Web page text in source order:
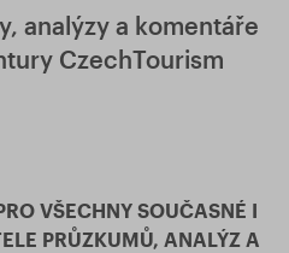
analýzy a komentáře
CzechTourism
VŠECHNY SOUČASNÉ I
PRŮZKUMŮ, ANALÝZ A